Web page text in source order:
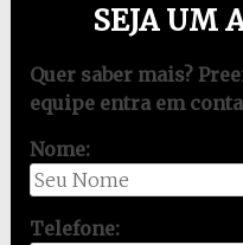
SEJA UM
Quer saber mais?
equipe entra em
Nome:
Telefone: